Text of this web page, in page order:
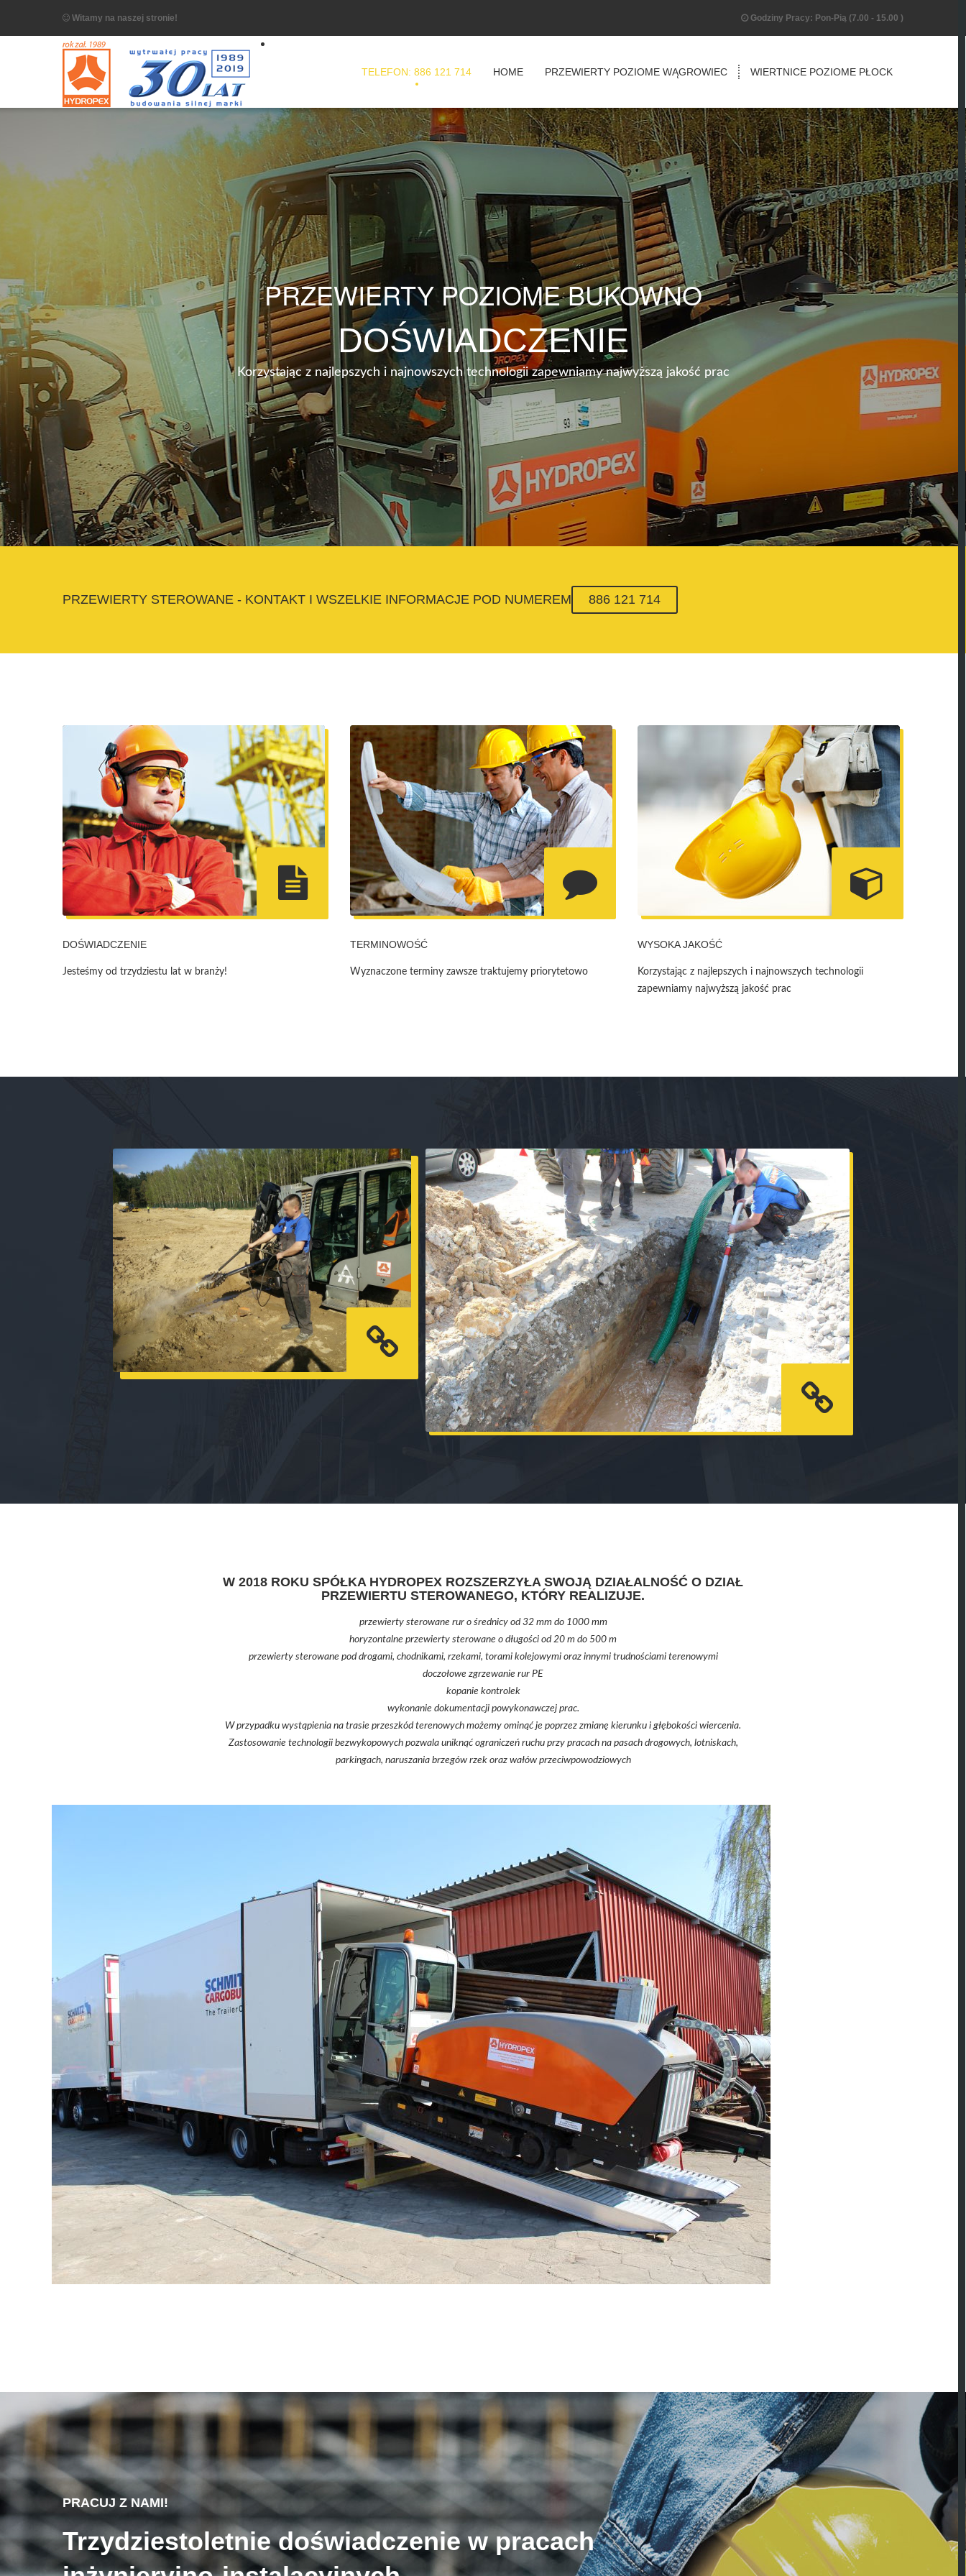
Witamy na naszej stronie! Godziny Pracy: Pon-Pią (7.00 - 15.00 )
TELEFON: 886 121 714 HOME PRZEWIERTY POZIOME WĄGROWIEC WIERTNICE POZIOME PŁOCK
PRZEWIERTY POZIOME BUKOWNO
DOŚWIADCZENIE
Korzystając z najlepszych i najnowszych technologii zapewniamy najwyższą jakość prac
PRZEWIERTY STEROWANE - KONTAKT I WSZELKIE INFORMACJE POD NUMEREM 886 121 714
DOŚWIADCZENIE
Jesteśmy od trzydziestu lat w branży!
TERMINOWOŚĆ
Wyznaczone terminy zawsze traktujemy priorytetowo
WYSOKA JAKOŚĆ
Korzystając z najlepszych i najnowszych technologii
zapewniamy najwyższą jakość prac
W 2018 ROKU SPÓŁKA HYDROPEX ROZSZERZYŁA SWOJĄ DZIAŁALNOŚĆ O DZIAŁ
PRZEWIERTU STEROWANEGO, KTÓRY REALIZUJE.
przewierty sterowane rur o średnicy od 32 mm do 1000 mm
horyzontalne przewierty sterowane o długości od 20 m do 500 m
przewierty sterowane pod drogami, chodnikami, rzekami, torami kolejowymi oraz innymi trudnościami terenowymi
doczołowe zgrzewanie rur PE
kopanie kontrolek
wykonanie dokumentacji powykonawczej prac.
W przypadku wystąpienia na trasie przeszkód terenowych możemy ominąć je poprzez zmianę kierunku i głębokości wiercenia.
Zastosowanie technologii bezwykopowych pozwala uniknąć ograniczeń ruchu przy pracach na pasach drogowych, lotniskach,
parkingach, naruszania brzegów rzek oraz wałów przeciwpowodziowych
PRACUJ Z NAMI!
Trzydziestoletnie doświadczenie w pracach